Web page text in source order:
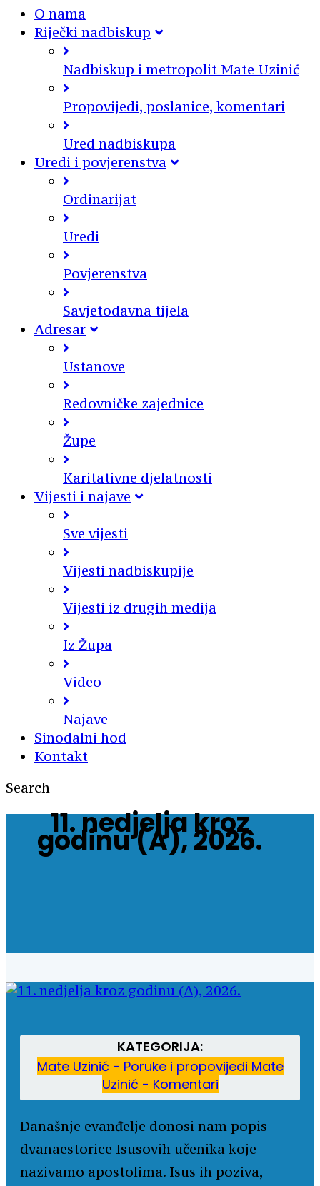
O nama
Riječki nadbiskup
Nadbiskup i metropolit Mate Uzinić
Propovijedi, poslanice, komentari
Ured nadbiskupa
Uredi i povjerenstva
Ordinarijat
Uredi
Povjerenstva
Savjetodavna tijela
Adresar
Ustanove
Redovničke zajednice
Župe
Karitativne djelatnosti
Vijesti i najave
Sve vijesti
Vijesti nadbiskupije
Vijesti iz drugih medija
Iz Župa
Video
Najave
Sinodalni hod
Kontakt
Search
11. nedjelja kroz
godinu (A), 2026.
KATEGORIJA:
Mate Uzinić - Poruke i propovijedi Mate
Uzinić - Komentari
Današnje evanđelje donosi nam popis
dvanaestorice Isusovih učenika koje
nazivamo apostolima. Isus ih poziva,